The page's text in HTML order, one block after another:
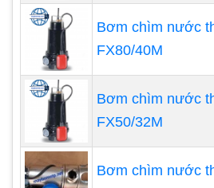
Các tính năng của
chất FTI
Bơm hoá chất dẫn động từ
dòng sản phẩm của chương
FED và công nghệ thông lượng
dụng mạnh mẽ công nghệ từ
thiết kế ỗ đĩa từ thay thế phớt
Bơm chìm nước
FX80/40M
Bơm chìm nước
FX50/32M
Bơm chìm nước